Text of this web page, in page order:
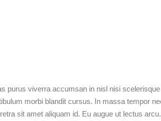
purus viverra accumsan in nisl nisi scelerisque
morbi blandit cursus. In massa tempor
sit amet aliquam id. Eu augue ut lectus arcu.